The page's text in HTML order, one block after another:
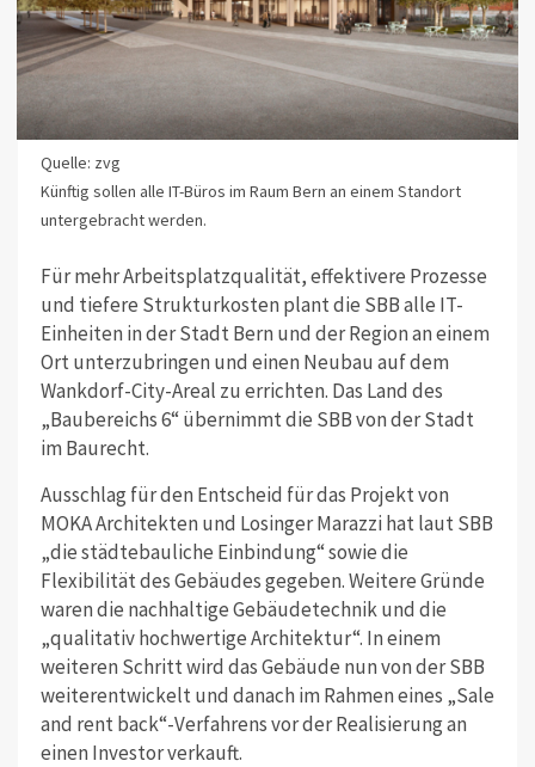
Quelle: zvg
Künftig sollen alle IT-Büros im Raum Bern an einem Standort
untergebracht werden.
Für mehr Arbeitsplatzqualität, effektivere Prozesse
und tiefere Strukturkosten plant die SBB alle IT-
Einheiten in der Stadt Bern und der Region an einem
Ort unterzubringen und einen Neubau auf dem
Wankdorf-City-Areal zu errichten. Das Land des
„Baubereichs 6“ übernimmt die SBB von der Stadt
im Baurecht.
Ausschlag für den Entscheid für das Projekt von
MOKA Architekten und Losinger Marazzi hat laut SBB
„die städtebauliche Einbindung“ sowie die
Flexibilität des Gebäudes gegeben. Weitere Gründe
waren die nachhaltige Gebäudetechnik und die
„qualitativ hochwertige Architektur“. In einem
weiteren Schritt wird das Gebäude nun von der SBB
weiterentwickelt und danach im Rahmen eines „Sale
and rent back“-Verfahrens vor der Realisierung an
einen Investor verkauft.